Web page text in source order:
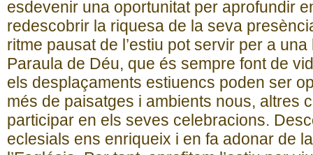
esdevenir una oportunitat per aprofundir
redescobrir la riquesa de la seva
ritme pausat de l’estiu pot servir per a
Paraula de Déu, que és sempre font de
els desplaçaments estiuencs poden ser
més de paisatges i ambients nous, altres
participar en els seves celebracions.
eclesials ens enriqueix i en fa adonar de